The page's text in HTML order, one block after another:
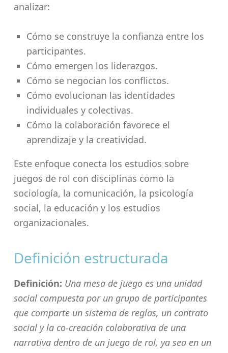
analizar:
Cómo se construye la confianza entre los
participantes.
Cómo emergen los liderazgos.
Cómo se negocian los conflictos.
Cómo evolucionan las identidades
individuales y colectivas.
Cómo la colaboración favorece el
aprendizaje y la creatividad.
Este enfoque conecta los estudios sobre
juegos de rol con disciplinas como la
sociología, la comunicación, la psicología
social, la educación y los estudios
organizacionales.
Definición estructurada
Definición: Una mesa de juego es una unidad
social compuesta por un grupo de participantes
que comparte un sistema de reglas, un contrato
social y la co-creación colaborativa de una
narrativa dentro de un juego de rol, ya sea en un